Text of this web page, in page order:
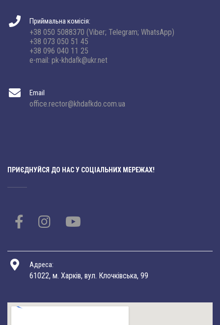
Приймальна комісія:
+38 050 5088370 (Viber; Telegram; WhatsApp)
+38 073 050 51 45
+38 096 040 11 25
e-mail: pk-khdafk@ukr.net
Email
office.rector@khdafkdo.com.ua
ПРИЄДНУЙСЯ ДО НАС У СОЦІАЛЬНИХ МЕРЕЖАХ!
Адреса:
61022, м. Харків, вул. Клочківська, 99